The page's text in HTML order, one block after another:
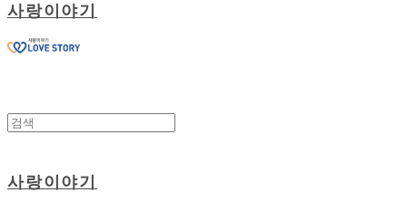
사랑이야기
사랑이야기